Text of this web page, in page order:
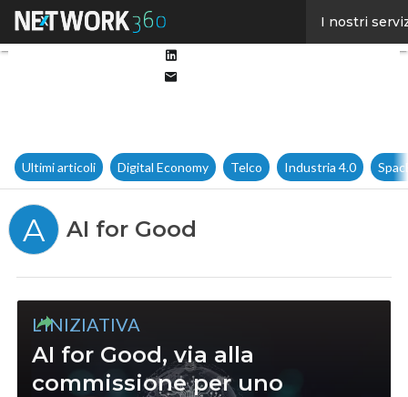
I nostri
Ultimi articoli Digital Economy Telco Industria 4.0
A AI for Good
L'INIZIATIVA
AI for Good, via alla
commissione per uno